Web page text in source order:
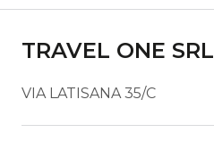
TRAVEL ONE SRL
VIA LATISANA 35/C